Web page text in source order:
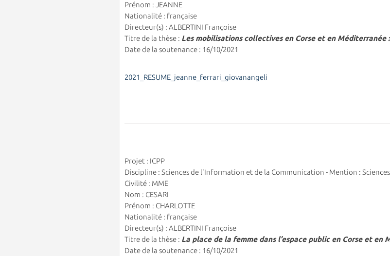
Prénom : JEANNE
Nationalité : française
Directeur(s) : ALBERTINI Françoise
Titre de la thèse : Les mobilisations collectives en Corse et en
Date de la soutenance : 16/10/2021
2021_RESUME_jeanne_ferrari_giovanangeli
Projet : ICPP
Discipline : Sciences de l'Information et de la Communication - Mention :
Civilité : MME
Nom : CESARI
Prénom : CHARLOTTE
Nationalité : française
Directeur(s) : ALBERTINI Françoise
Titre de la thèse : La place de la femme dans l’espace public en Corse et en
Date de la soutenance : 16/10/2021